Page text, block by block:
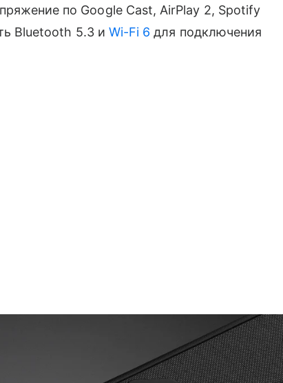
по Google Cast, AirPlay 2, Spotify
Bluetooth 5.3 и Wi-Fi 6 для подключения